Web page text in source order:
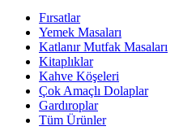
Fırsatlar
Yemek Masaları
Katlanır Mutfak Masaları
Kitaplıklar
Kahve Köşeleri
Çok Amaçlı Dolaplar
Gardıroplar
Tüm Ürünler